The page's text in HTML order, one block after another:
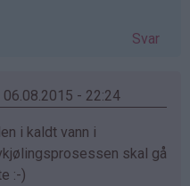
Svar
- 22:24
i kaldt vann i
skal gå
:-)